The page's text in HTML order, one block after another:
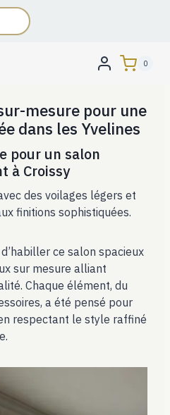
0
mesure pour une
dans les Yvelines
pour un salon
à Croissy
des voilages légers et
finitions sophistiquées.
ce salon spacieux
sur mesure alliant
Chaque élément, du
a été pensé pour
respectant le style raffiné